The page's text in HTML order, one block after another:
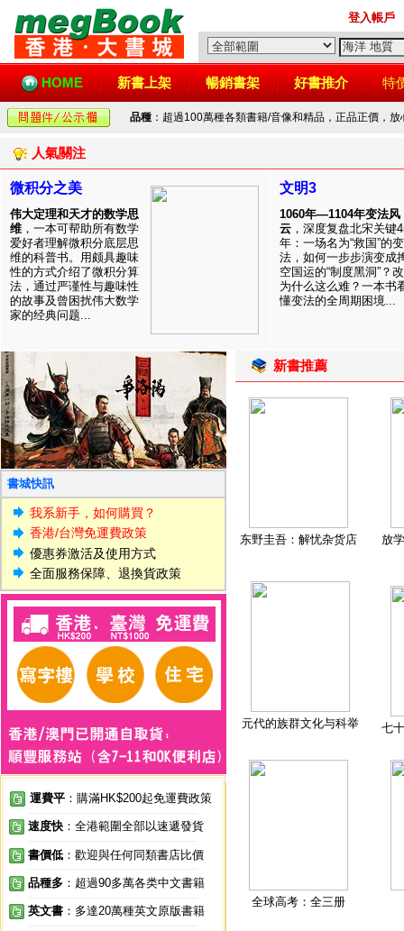
登入帳戶
HOME 新書上架 暢銷書架 好書推介 特
品種 ：超過100萬種各類書籍/音像和精品，正品正價，
人氣關注
微积分之美
伟大定理和天才的数学思
维 ，一本可帮助所有数学
爱好者理解微积分底层思
维的科普书。用颇具趣味
性的方式介绍了微积分算
法，通过严谨性与趣味性
的故事及曾困扰伟大数学
家的经典问题...
文明3
1060年—1104年变法风
云 ，深度复盘北宋关键
年：一场名为“救国”的变
法，如何一步步演变成
空国运的“制度黑洞”？
为什么这么难？一本书
懂变法的全周期困境...
書城快訊
我系新手，如何購買？
香港/台灣免運費政策
優惠券激活及使用方式
全面服務保障、退換貨政策
運費平 ：購滿HK$200起免運費政策
速度快 ：全港範圍全部以速遞發貨
書價低 ：歡迎與任何同類書店比價
品種多 ：超過90多萬各类中文書籍
英文書 ：多達20萬種英文原版書籍
新書推薦
东野圭吾：解忧杂货店 放
元代的族群文化与科举 七
全球高考：全三册